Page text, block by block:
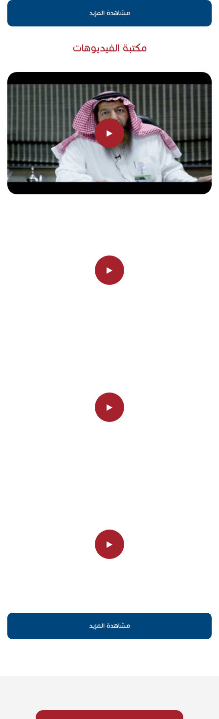
مشاهدة المزيد
مكتبة الفيديوهات
مشاهدة المزيد